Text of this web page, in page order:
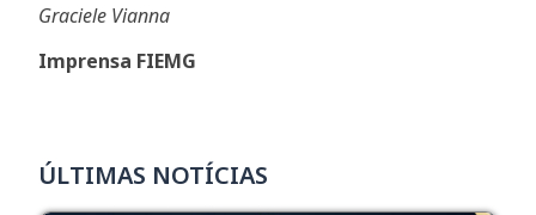
Graciele Vianna
Imprensa FIEMG
ÚLTIMAS NOTÍCIAS